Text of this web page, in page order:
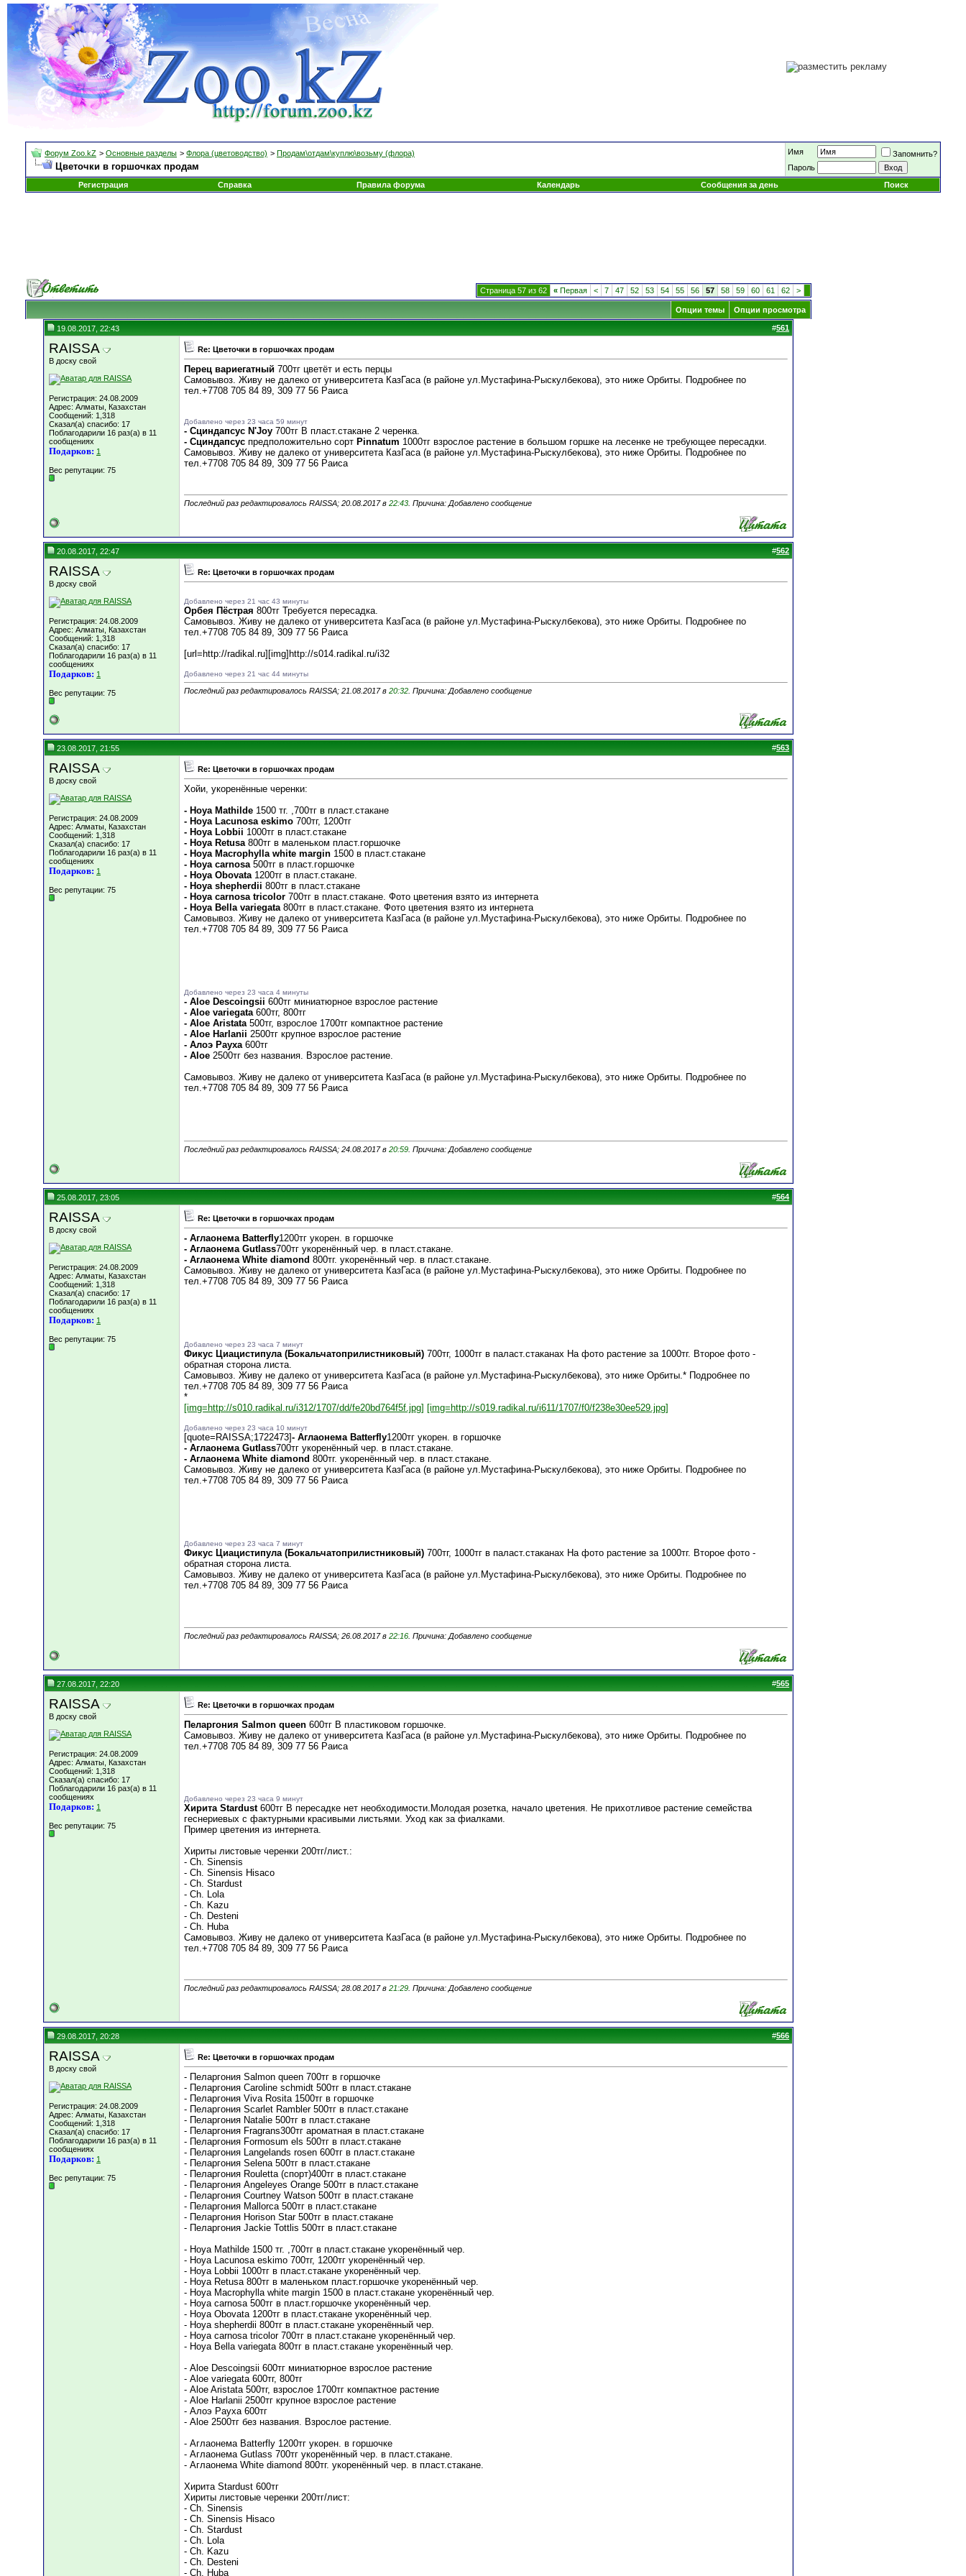
Форум Zoo.kZ > Основные разделы > Флора (цветоводство) > Продам\отдам\куплю\возьму (флора)
Цветочки в горшочках продам
Имя
Запомнить?
Пароль
Регистрация
Справка Правила форума Календарь Сообщения за день Поиск
Страница 57 из 62 « Первая < 7 47 52 53 54 55 56 57 58 59 60 61 62 >
Опции темы Опции просмотра
19.08.2017, 22:43 #561
RAISSA
В доску свой
Регистрация: 24.08.2009
Адрес: Алматы, Казахстан
Сообщений: 1,318
Сказал(а) спасибо: 17
Поблагодарили 16 раз(а) в 11
сообщениях
Подарков: 1
Вес репутации: 75
Re: Цветочки в горшочках продам
Перец вариегатный 700тг цветёт и есть перцы
Самовывоз. Живу не далеко от университета КазГаса (в районе ул.Мустафина-Рыскулбекова), это ниже Орбиты. Подробнее по
тел.+7708 705 84 89, 309 77 56 Раиса
Добавлено через 23 часа 59 минут
- Сциндапсус N'Joy 700тг В пласт.стакане 2 черенка.
- Сциндапсус предположительно сорт Pinnatum 1000тг взрослое растение в большом горшке на лесенке не требующее пересадки.
Самовывоз. Живу не далеко от университета КазГаса (в районе ул.Мустафина-Рыскулбекова), это ниже Орбиты. Подробнее по
тел.+7708 705 84 89, 309 77 56 Раиса
Последний раз редактировалось RAISSA; 20.08.2017 в 22:43 . Причина: Добавлено сообщение
20.08.2017, 22:47 #562
RAISSA
В доску свой
Регистрация: 24.08.2009
Адрес: Алматы, Казахстан
Сообщений: 1,318
Сказал(а) спасибо: 17
Поблагодарили 16 раз(а) в 11
сообщениях
Подарков: 1
Вес репутации: 75
Re: Цветочки в горшочках продам
Добавлено через 21 час 43 минуты
Орбея Пёстрая 800тг Требуется пересадка.
Самовывоз. Живу не далеко от университета КазГаса (в районе ул.Мустафина-Рыскулбекова), это ниже Орбиты. Подробнее по
тел.+7708 705 84 89, 309 77 56 Раиса
[url=http://radikal.ru][img]http://s014.radikal.ru/i32
Добавлено через 21 час 44 минуты
Последний раз редактировалось RAISSA; 21.08.2017 в 20:32 . Причина: Добавлено сообщение
23.08.2017, 21:55 #563
RAISSA
В доску свой
Регистрация: 24.08.2009
Адрес: Алматы, Казахстан
Сообщений: 1,318
Сказал(а) спасибо: 17
Поблагодарили 16 раз(а) в 11
сообщениях
Подарков: 1
Вес репутации: 75
Re: Цветочки в горшочках продам
Хойи, укоренённые черенки:
- Hoya Mathilde 1500 тг. ,700тг в пласт.стакане
- Hoya Lacunosa eskimo 700тг, 1200тг
- Hoya Lobbii 1000тг в пласт.стакане
- Hoya Retusa 800тг в маленьком пласт.горшочке
- Hoya Macrophylla white margin 1500 в пласт.стакане
- Hoya carnosa500тг в пласт.горшочке
- Hoya Obovata 1200тг в пласт.стакане.
- Hoya shepherdii 800тг в пласт.стакане
- Hoya carnosa tricolor 700тг в пласт.стакане. Фото цветения взято из интернета
- Hoya Bella variegata 800тг в пласт.стакане. Фото цветения взято из интернета
Самовывоз. Живу не далеко от университета КазГаса (в районе ул.Мустафина-Рыскулбекова), это ниже Орбиты. Подробнее по
тел.+7708 705 84 89, 309 77 56 Раиса
Добавлено через 23 часа 4 минуты
- Aloe Descoingsii 600тг миниатюрное взрослое растение
- Aloe variegata600тг, 800тг
- Aloe Aristata500тг, взрослое 1700тг компактное растение
- Aloe Harlanii 2500тг крупное взрослое растение
- Алоэ Рауха600тг
- Aloe 2500тг без названия. Взрослое растение.
Самовывоз. Живу не далеко от университета КазГаса (в районе ул.Мустафина-Рыскулбекова), это ниже Орбиты. Подробнее по
тел.+7708 705 84 89, 309 77 56 Раиса
Последний раз редактировалось RAISSA; 24.08.2017 в 20:59 . Причина: Добавлено сообщение
25.08.2017, 23:05 #564
RAISSA
В доску свой
Регистрация: 24.08.2009
Адрес: Алматы, Казахстан
Сообщений: 1,318
Сказал(а) спасибо: 17
Поблагодарили 16 раз(а) в 11
сообщениях
Подарков: 1
Вес репутации: 75
Re: Цветочки в горшочках продам
- Аглаонема Batterfly1200тг укорен. в горшочке
- Аглаонема Gutlass700тг укоренённый чер. в пласт.стакане.
- Аглаонема White diamond 800тг. укоренённый чер. в пласт.стакане.
Самовывоз. Живу не далеко от университета КазГаса (в районе ул.Мустафина-Рыскулбекова), это ниже Орбиты. Подробнее по
тел.+7708 705 84 89, 309 77 56 Раиса
Добавлено через 23 часа 7 минут
Фикус Циацистипула (Бокальчатоприлистниковый) 700тг, 1000тг в паласт.стаканах На фото растение за 1000тг. Второе фото -
обратная сторона листа.
Самовывоз. Живу не далеко от университета КазГаса (в районе ул.Мустафина-Рыскулбекова), это ниже Орбиты.* Подробнее по
тел.+7708 705 84 89, 309 77 56 Раиса
*
[img=http://s010.radikal.ru/i312/1707/dd/fe20bd764f5f.jpg] [img=http://s019.radikal.ru/i611/1707/f0/f238e30ee529.jpg]
Добавлено через 23 часа 10 минут
[quote=RAISSA;1722473]- Аглаонема Batterfly1200тг укорен. в горшочке
- Аглаонема Gutlass700тг укоренённый чер. в пласт.стакане.
- Аглаонема White diamond 800тг. укоренённый чер. в пласт.стакане.
Самовывоз. Живу не далеко от университета КазГаса (в районе ул.Мустафина-Рыскулбекова), это ниже Орбиты. Подробнее по
тел.+7708 705 84 89, 309 77 56 Раиса
Добавлено через 23 часа 7 минут
Фикус Циацистипула (Бокальчатоприлистниковый) 700тг, 1000тг в паласт.стаканах На фото растение за 1000тг. Второе фото -
обратная сторона листа.
Самовывоз. Живу не далеко от университета КазГаса (в районе ул.Мустафина-Рыскулбекова), это ниже Орбиты. Подробнее по
тел.+7708 705 84 89, 309 77 56 Раиса
Последний раз редактировалось RAISSA; 26.08.2017 в 22:16 . Причина: Добавлено сообщение
27.08.2017, 22:20 #565
RAISSA
В доску свой
Регистрация: 24.08.2009
Адрес: Алматы, Казахстан
Сообщений: 1,318
Сказал(а) спасибо: 17
Поблагодарили 16 раз(а) в 11
сообщениях
Подарков: 1
Вес репутации: 75
Re: Цветочки в горшочках продам
Пеларгония Salmon queen 600тг В пластиковом горшочке.
Самовывоз. Живу не далеко от университета КазГаса (в районе ул.Мустафина-Рыскулбекова), это ниже Орбиты. Подробнее по
тел.+7708 705 84 89, 309 77 56 Раиса
Добавлено через 23 часа 9 минут
Хирита Stardust600тг В пересадке нет необходимости.Молодая розетка, начало цветения. Не прихотливое растение семейства
геснериевых с фактурными красивыми листьями. Уход как за фиалками.
Пример цветения из интернета.
Хириты листовые черенки 200тг/лист.:
- Ch. Sinensis
- Ch. Sinensis Hisaco
- Ch. Stardust
- Ch. Lola
- Ch. Kazu
- Ch. Desteni
- Ch. Huba
Самовывоз. Живу не далеко от университета КазГаса (в районе ул.Мустафина-Рыскулбекова), это ниже Орбиты. Подробнее по
тел.+7708 705 84 89, 309 77 56 Раиса
Последний раз редактировалось RAISSA; 28.08.2017 в 21:29 . Причина: Добавлено сообщение
29.08.2017, 20:28 #566
RAISSA
В доску свой
Регистрация: 24.08.2009
Адрес: Алматы, Казахстан
Сообщений: 1,318
Сказал(а) спасибо: 17
Поблагодарили 16 раз(а) в 11
сообщениях
Подарков: 1
Вес репутации: 75
Re: Цветочки в горшочках продам
- Пеларгония Salmon queen 700тг в горшочке
- Пеларгония Caroline schmidt 500тг в пласт.стакане
- Пеларгония Viva Rosita 1500тг в горшочке
- Пеларгония Scarlet Rambler 500тг в пласт.стакане
- Пеларгония Natalie 500тг в пласт.стакане
​- Пеларгония Fragrans300тг ароматная в пласт.стакане
- Пеларгония Formosum els 500тг в пласт.стакане
- Пеларгония Langelands rosen 600тг в пласт.стакане
- Пеларгония Selena 500тг в пласт.стакане
- Пеларгония Rouletta (спорт)400тг в пласт.стакане
- Пеларгония Angeleyes Orange 500тг в пласт.стакане
- Пеларгония Courtney Watson 500тг в пласт.стакане
- Пеларгония Mallorca 500тг в пласт.стакане
- Пеларгония Horison Star 500тг в пласт.стакане
- Пеларгония Jackie Tottlis 500тг в пласт.стакане
- Hoya Mathilde 1500 тг. ,700тг в пласт.стакане укоренённый чер.
- Hoya Lacunosa eskimo 700тг, 1200тг укоренённый чер.
- Hoya Lobbii 1000тг в пласт.стакане укоренённый чер.
- Hoya Retusa 800тг в маленьком пласт.горшочке укоренённый чер.
- Hoya Macrophylla white margin 1500 в пласт.стакане укоренённый чер.
- Hoya carnosa 500тг в пласт.горшочке укоренённый чер.
- Hoya Obovata 1200тг в пласт.стакане укоренённый чер.
- Hoya shepherdii 800тг в пласт.стакане укоренённый чер.
- Hoya carnosa tricolor 700тг в пласт.стакане укоренённый чер.
- Hoya Bella variegata 800тг в пласт.стакане укоренённый чер.
- Aloe Descoingsii 600тг миниатюрное взрослое растение
- Aloe variegata 600тг, 800тг
- Aloe Aristata 500тг, взрослое 1700тг компактное растение
- Aloe Harlanii 2500тг крупное взрослое растение
- Алоэ Рауха 600тг
- Aloe 2500тг без названия. Взрослое растение.
- Аглаонема Batterfly 1200тг укорен. в горшочке
- Аглаонема Gutlass 700тг укоренённый чер. в пласт.стакане.
- Аглаонема White diamond 800тг. укоренённый чер. в пласт.стакане.
Хирита Stardust 600тг
Хириты листовые черенки 200тг/лист:
- Ch. Sinensis
- Ch. Sinensis Hisaco
- Ch. Stardust
- Ch. Lola
- Ch. Kazu
- Ch. Desteni
- Ch. Huba